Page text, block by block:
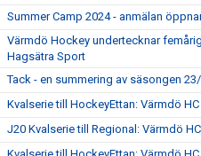
Summer Camp 2024 - anmälan
Värmdö Hockey undertecknar
Hagsätra Sport
Tack - en summering av säsongen
Kvalserie till HockeyEttan: Värmdö
J20 Kvalserie till Regional: Värmdö